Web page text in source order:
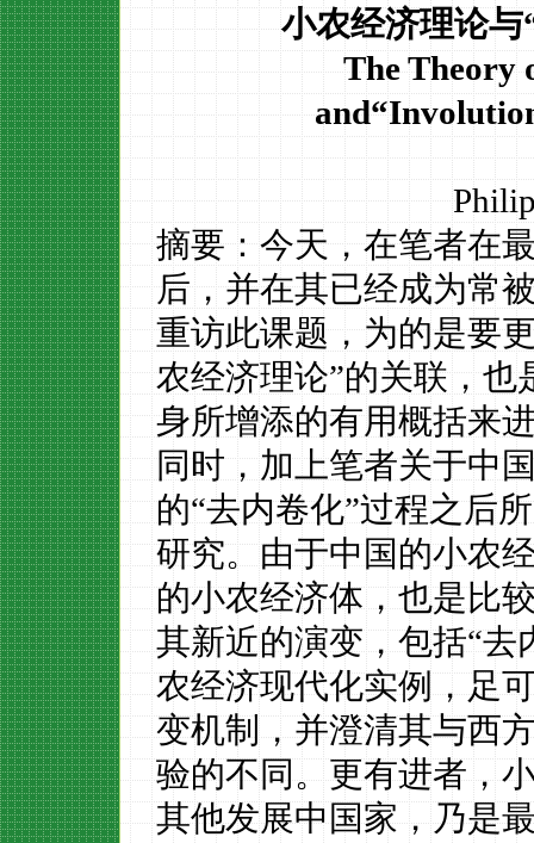
小农经济理论与
The Theory
摘要：今天，在笔者在
后，并在其已经成为常
重访此课题，为的是要
农经济理论”的关联，
身所增添的有用概括来
同时，加上笔者关于中
的“去内卷化”过程之后
研究。由于中国的小农
的小农经济体，也是比
其新近的演变，包括“去
农经济现代化实例，足
变机制，并澄清其与西
验的不同。更有进者，
其他发展中国家，乃是